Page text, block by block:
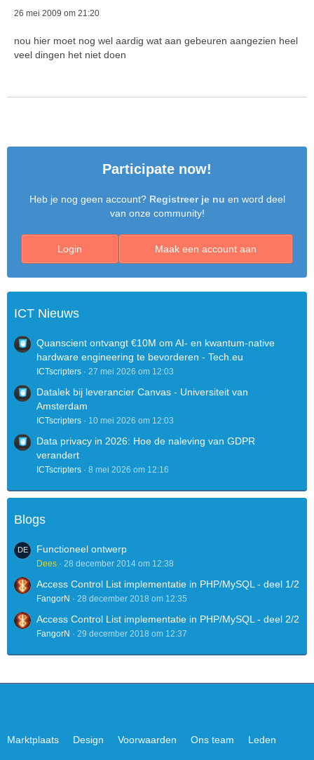
26 mei 2009 om 21:20
nou hier moet nog wel aardig wat aan gebeuren aangezien heel
veel dingen het niet doen
Participate now!
Heb je nog geen account? Registreer je nu en word deel
van onze community!
Maak een account aan
Login
ICT Nieuws
Quanscient ontvangt €10M om AI- en kwantum-native
hardware engineering te bevorderen - Tech.eu
ICTscripters 27 mei 2026 om 12:03
Datalek bij leverancier Canvas - Universiteit van
Amsterdam
ICTscripters 10 mei 2026 om 12:03
Data privacy in 2026: Hoe de naleving van GDPR
verandert
ICTscripters 8 mei 2026 om 12:16
Blogs
Functioneel ontwerp
Dees 28 december 2014 om 12:38
Access Control List implementatie in PHP/MySQL - deel 1/2
FangorN 28 december 2018 om 12:35
Access Control List implementatie in PHP/MySQL - deel 2/2
FangorN 29 december 2018 om 12:37
Marktplaats Design Voorwaarden Ons team Leden